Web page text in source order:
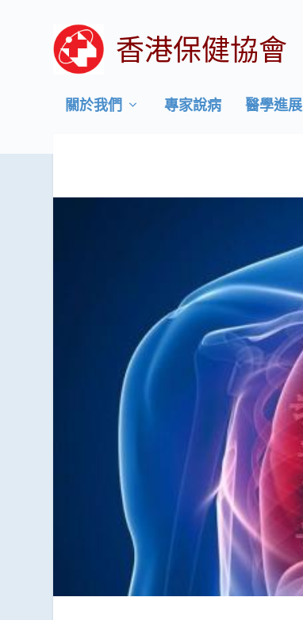
香港保健協會
關於我們 專家說病 醫學進展